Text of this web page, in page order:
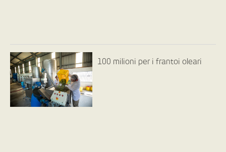
100 milioni per i frantoi oleari